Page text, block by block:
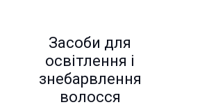
Засоби для
освітлення і
знебарвлення
волосся